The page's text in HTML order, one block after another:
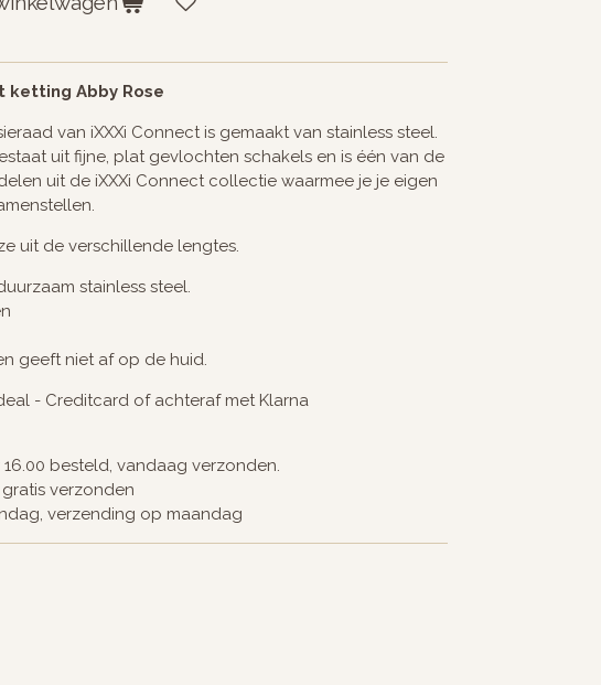
ketting Abby Rose
van iXXXi Connect is gemaakt van stainless steel.
uit fijne, plat gevlochten schakels en is één van de
uit de iXXXi Connect collectie waarmee je je eigen
uit de verschillende lengtes.
stainless steel.
geeft niet af op de huid.
- Creditcard of achteraf met Klarna
besteld, vandaag verzonden.
verzonden
verzending op maandag